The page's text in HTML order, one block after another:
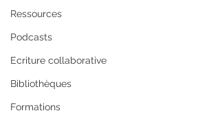
Ressources
Podcasts
Ecriture collaborative
Bibliothèques
Formations